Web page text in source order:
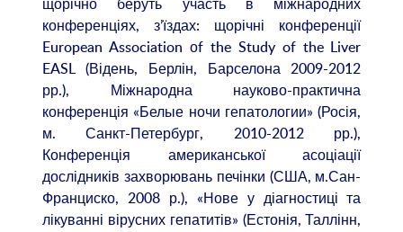
щорічно беруть участь в міжнародних
конференціях, з’їздах: щорічні конференції
European Association оf the Study of the Liver
EASL (Відень, Берлін, Барселона 2009-2012
рр.), Міжнародна науково-практична
конференція «Белые ночи гепатологии» (Росія,
м. Санкт-Петербург, 2010-2012 рр.),
Конференція американської асоціації
дослідників захворювань печінки (США, м.Сан-
Франциско, 2008 р.), «Нове у діагностиці та
лікуванні вірусних гепатитів» (Естонія, Таллінн,